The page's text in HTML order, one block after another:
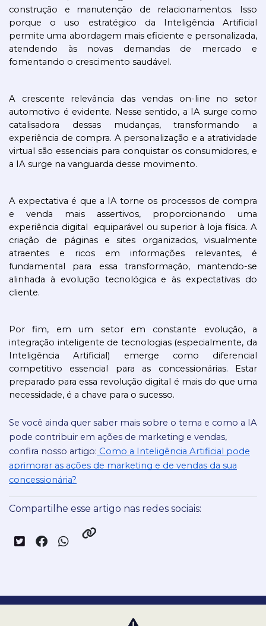
construção e manutenção de relacionamentos. Isso
porque o uso estratégico da Inteligência Artificial
permite uma abordagem mais eficiente e personalizada,
atendendo às novas demandas de mercado e
fomentando o crescimento saudável.
A crescente relevância das vendas on-line no setor
automotivo é evidente. Nesse sentido, a IA surge como
catalisadora dessas mudanças, transformando a
experiência de compra. A personalização e a atratividade
virtual são essenciais para conquistar os consumidores, e
a IA surge na vanguarda desse movimento.
A expectativa é que a IA torne os processos de compra
e venda mais assertivos, proporcionando uma
experiência digital  equiparável ou superior à loja física. A
criação de páginas e sites organizados, visualmente
atraentes e ricos em informações relevantes, é
fundamental para essa transformação, mantendo-se
alinhada à evolução tecnológica e às expectativas do
cliente.
Por fim, em um setor em constante evolução, a
integração inteligente de tecnologias (especialmente, da
Inteligência Artificial) emerge como diferencial
competitivo essencial para as concessionárias. Estar
preparado para essa revolução digital é mais do que uma
necessidade, é a chave para o sucesso.
Se você ainda quer saber mais sobre o tema e como a IA
pode contribuir em ações de marketing e vendas,
confira nosso artigo: Como a Inteligência Artificial pode
aprimorar as ações de marketing e de vendas da sua
concessionária?
Compartilhe esse artigo nas redes sociais: